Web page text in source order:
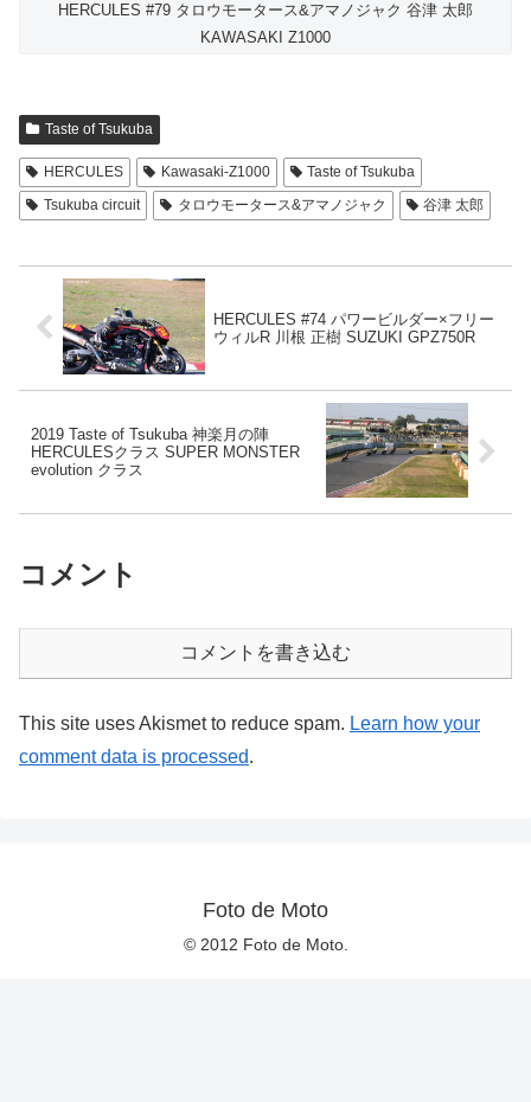
HERCULES #79 タロウモータース&アマノジャク 谷津 太郎
KAWASAKI Z1000
Taste of Tsukuba
HERCULES Kawasaki-Z1000
Taste of Tsukuba
Tsukuba circuit
タロウモータース&アマノジャク 谷津 太郎
HERCULES #74 パワービルダー×フリー
ウィルR 川根 正樹 SUZUKI GPZ750R
2019 Taste of Tsukuba 神楽月の陣
HERCULESクラス SUPER MONSTER
evolution クラス
コメント
コメントを書き込む
This site uses Akismet to reduce spam. Learn how your
comment data is processed.
Foto de Moto
© 2012 Foto de Moto.